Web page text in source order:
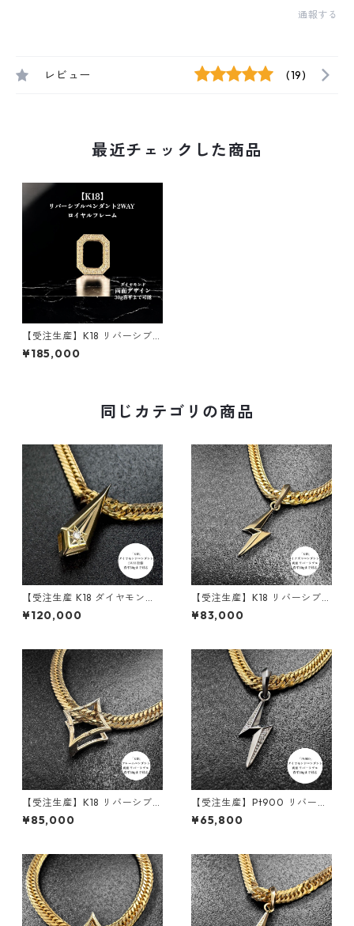
通報する
レビュー (19)
最近チェックした商品
【受注生産】K18 リバーシブル
ペンダント｜ロイヤルフレー
ム ｜30g喜平まで対応 2WAY
¥185,000
同じカテゴリの商品
【受注生産 K18 ダイヤモンド
ペンダント ｜ランスエッジ ｜
50g喜平まで対応 2WAY｜cus
¥120,000
【受注生産】K18 リバーシブル
ペンダント | 雷-INAZUMA- |
地金タイプ| 30g喜平まで対応
¥83,000
【受注生産】K18 リバーシブル
ペンダント｜額縁フレーム
〈ロンバス 30g用〉｜30g喜
¥85,000
【受注生産】Pt900 リバーシ
ブルペンダント | 雷-INAZUM
A- |ダイヤモンド | 30g喜平ま
¥65,800